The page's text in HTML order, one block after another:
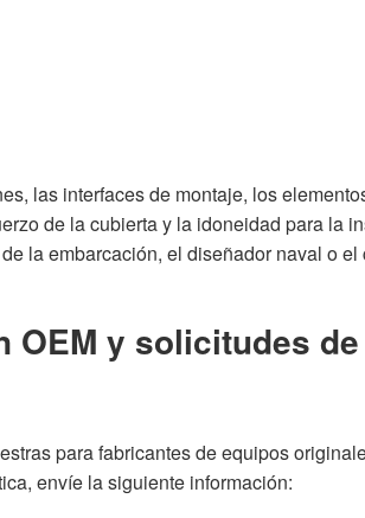
las interfaces de montaje, los
de la cubierta y la idoneidad para la
la embarcación, el diseñador naval o el
OEM y solicitudes de
para fabricantes de equipos
envíe la siguiente información: